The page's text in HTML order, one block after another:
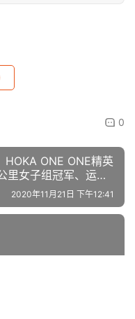
0
ONE ONE精英
里女子组冠军、运艳
2020年11月21日 下午12:41